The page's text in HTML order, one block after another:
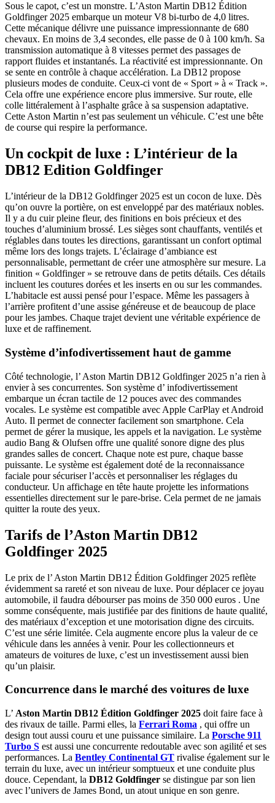
Sous le capot, c’est un monstre. L’Aston Martin DB12 Édition
Goldfinger 2025 embarque un moteur V8 bi-turbo de 4,0 litres.
Cette mécanique délivre une puissance impressionnante de 680
chevaux. En moins de 3,4 secondes, elle passe de 0 à 100 km/h. Sa
transmission automatique à 8 vitesses permet des passages de
rapport fluides et instantanés. La réactivité est impressionnante. On
se sente en contrôle à chaque accélération. La DB12 propose
plusieurs modes de conduite. Ceux-ci vont de « Sport » à « Track ».
Cela offre une expérience encore plus immersive. Sur route, elle
colle littéralement à l’asphalte grâce à sa suspension adaptative.
Cette Aston Martin n’est pas seulement un véhicule. C’est une bête
de course qui respire la performance.
Un cockpit de luxe : L’intérieur de la
DB12 Edition Goldfinger
L’intérieur de la DB12 Goldfinger 2025 est un cocon de luxe. Dès
qu’on ouvre la portière, on est enveloppé par des matériaux nobles.
Il y a du cuir pleine fleur, des finitions en bois précieux et des
touches d’aluminium brossé. Les sièges sont chauffants, ventilés et
réglables dans toutes les directions, garantissant un confort optimal
même lors des longs trajets. L’éclairage d’ambiance est
personnalisable, permettant de créer une atmosphère sur mesure. La
finition « Goldfinger » se retrouve dans de petits détails. Ces détails
incluent les coutures dorées et les inserts en ou sur les commandes.
L’habitacle est aussi pensé pour l’espace. Même les passagers à
l’arrière profitent d’une assise généreuse et de beaucoup de place
pour les jambes. Chaque trajet devient une véritable expérience de
luxe et de raffinement.
Système d’infodivertissement haut de gamme
Côté technologie, l’ Aston Martin DB12 Goldfinger 2025 n’a rien à
envier à ses concurrentes. Son système d’ infodivertissement
embarque un écran tactile de 12 pouces avec des commandes
vocales. Le système est compatible avec Apple CarPlay et Android
Auto. Il permet de connecter facilement son smartphone. Cela
permet de gérer la musique, les appels et la navigation. Le système
audio Bang & Olufsen offre une qualité sonore digne des plus
grandes salles de concert. Chaque note est pure, chaque basse
puissante. Le système est également doté de la reconnaissance
faciale pour sécuriser l’accès et personnaliser les réglages du
conducteur. Un affichage en tête haute projette les informations
essentielles directement sur le pare-brise. Cela permet de ne jamais
quitter la route des yeux.
Tarifs de l’Aston Martin DB12
Goldfinger 2025
Le prix de l’ Aston Martin DB12 Édition Goldfinger 2025 reflète
évidemment sa rareté et son niveau de luxe. Pour déplacer ce joyau
automobile, il faudra débourser pas moins de 350 000 euros . Une
somme conséquente, mais justifiée par des finitions de haute qualité,
des matériaux d’exception et une motorisation digne des circuits.
C’est une série limitée. Cela augmente encore plus la valeur de ce
véhicule dans les années à venir. Pour les collectionneurs et
amateurs de voitures de luxe, c’est un investissement aussi bien
qu’un plaisir.
Concurrence dans le marché des voitures de luxe
L’ Aston Martin DB12 Édition Goldfinger 2025 doit faire face à
des rivaux de taille. Parmi elles, la Ferrari Roma , qui offre un
design tout aussi couru et une puissance similaire. La Porsche 911
Turbo S est aussi une concurrente redoutable avec son agilité et ses
performances. La Bentley Continental GT rivalise également sur le
terrain du luxe, avec un intérieur somptueux et une conduite plus
douce. Cependant, la DB12 Goldfinger se distingue par son lien
avec l’univers de James Bond, un atout unique en son genre.